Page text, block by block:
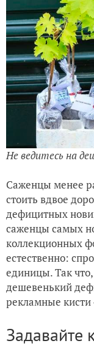
Не ведитесь на
Саженцы менее
стоить вдвое
дефицитных
саженцы самых
коллекционных
естественно:
единицы. Так
дешевенький
рекламные кисти
Задавайте